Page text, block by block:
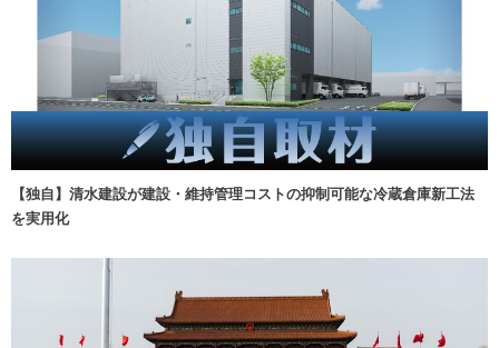
【独自】清水建設が建設・維持管理コストの抑制可能な冷蔵倉庫新工法
を実用化